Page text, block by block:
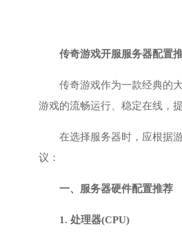
传奇游戏开服服务器配置
传奇游戏作为一款经典的
游戏的流畅运行、稳定在线，
在选择服务器时，应根据
议：
一、服务器硬件配置推荐
1. 处理器(CPU)